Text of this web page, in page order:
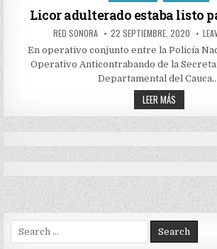
NACIONAL
CON
130
BOTELLAS
DE
LICOR
Licor adulterado estaba listo
AUTHOR:
RED SONORA PUBLISHED
DATE:
22 SEPTIEMBRE, 2020
En operativo conjunto entre la Policía
Operativo Anticontrabando de la
Departamental del
LEER MÁSLICOR
ADULTERADO
ESTABA
Search
for: